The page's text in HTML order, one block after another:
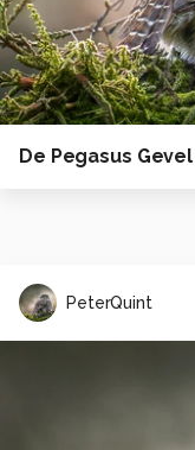
De Pegasus Gevel
PeterQuint